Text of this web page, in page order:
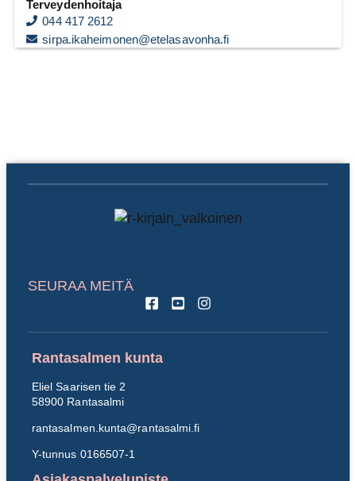
Terveydenhoitaja
044 417 2612
sirpa.ikaheimonen@etelasavonha.fi
Rantasalmen kunta
Eliel Saarisen tie 2
58900 Rantasalmi
rantasalmen.kunta@rantasalmi.fi
Y-tunnus 0166507-1
SEURAA MEITÄ